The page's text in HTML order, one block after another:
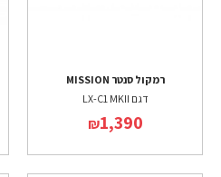
רמקול סנטר MISSION
דגם LX-C1 MKII
₪1,390